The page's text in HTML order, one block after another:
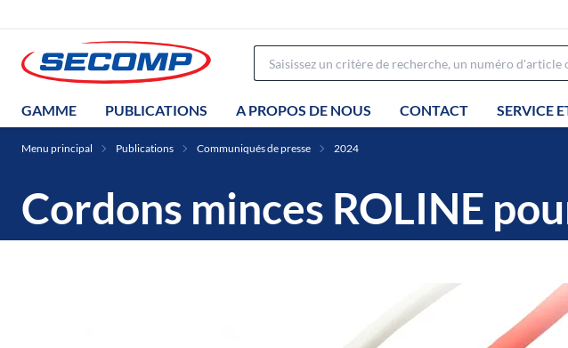
GAMME PUBLICATIONS A PROPOS DE NOUS CONTACT SERVICE
Menu principal Publications Communiqués de presse 2024
Cordons minces ROLINE